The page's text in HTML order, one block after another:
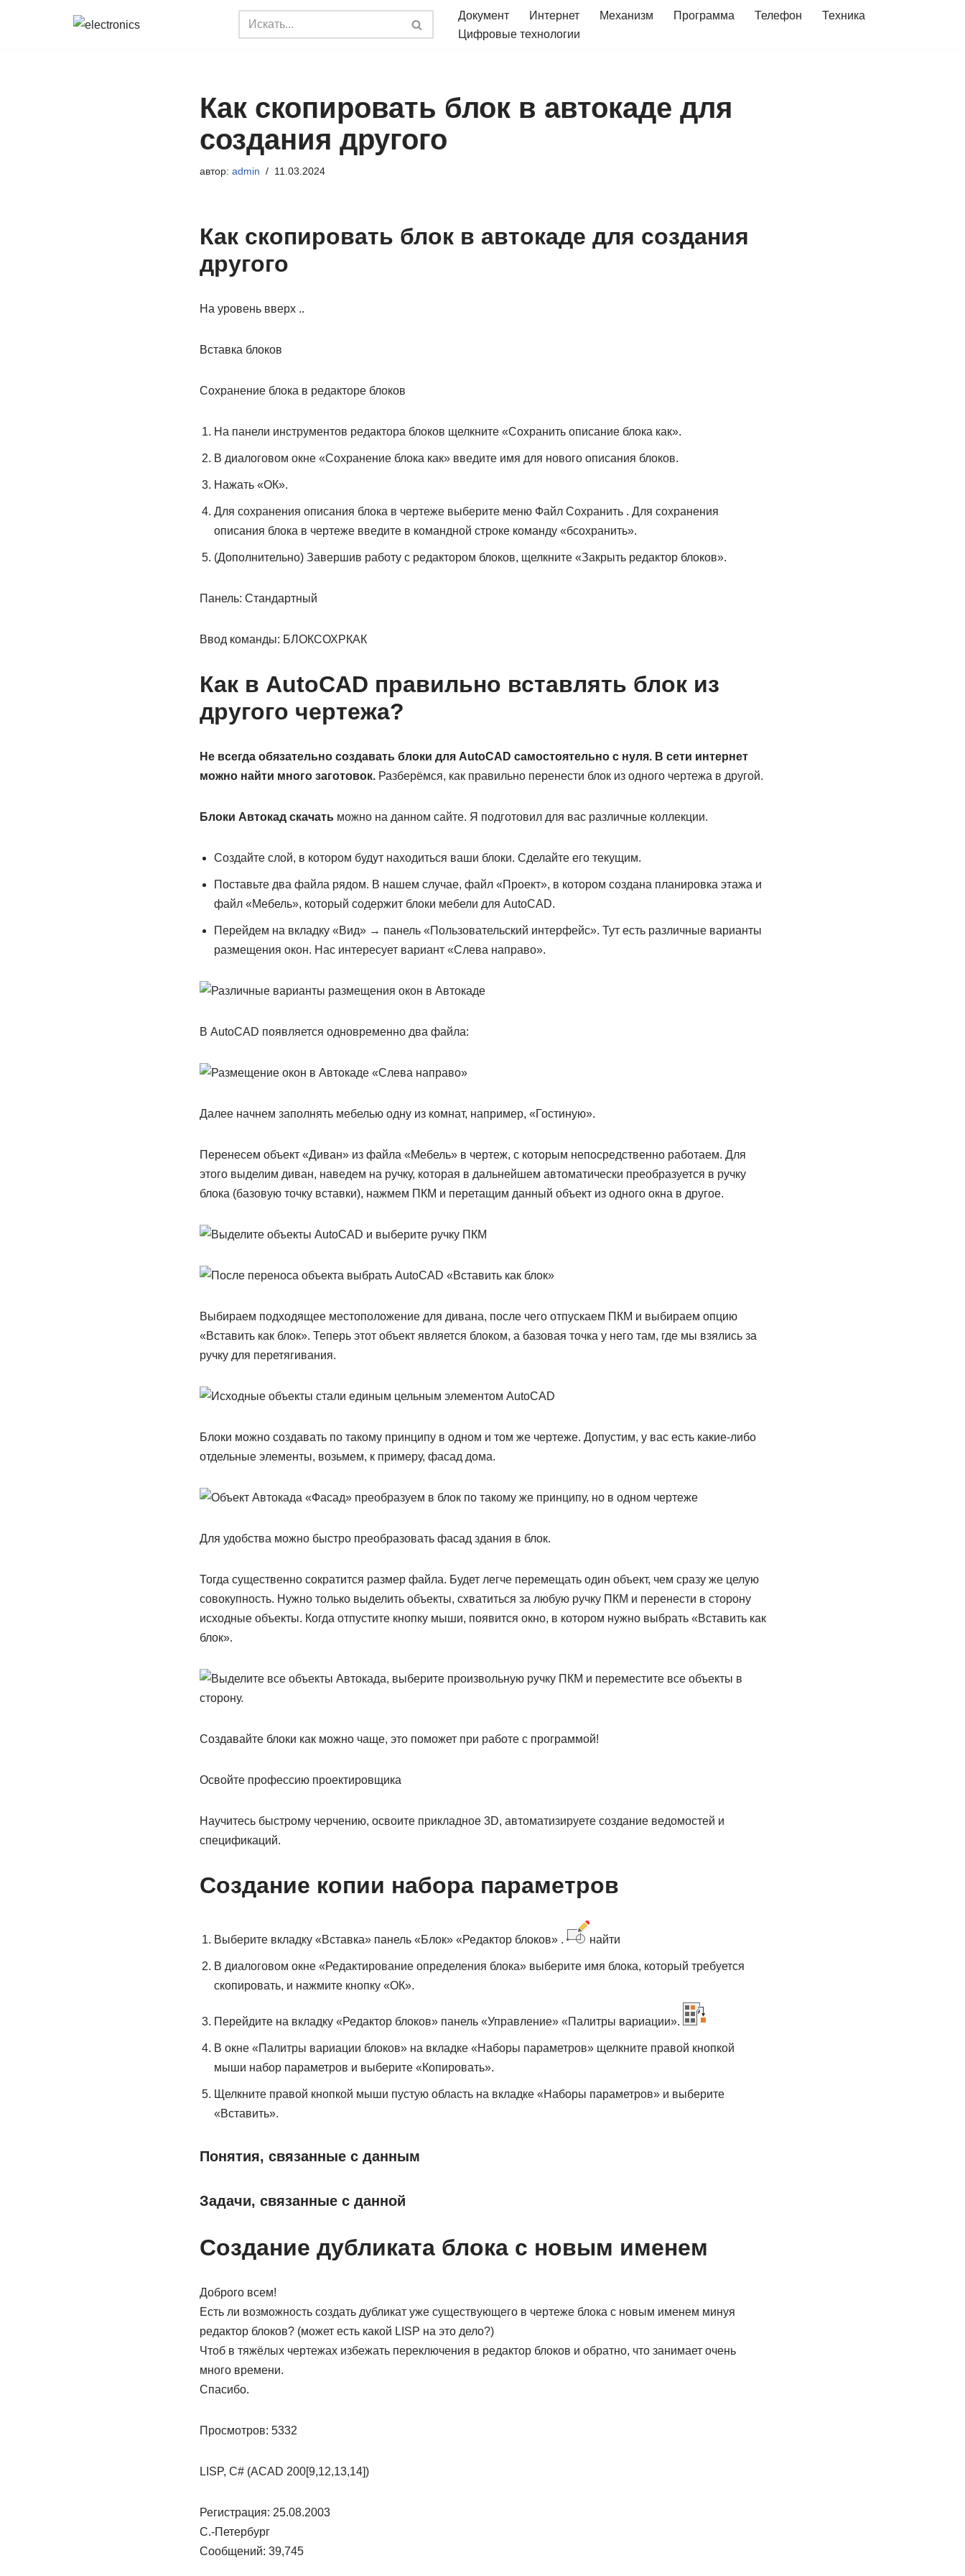
Документ Интернет Механизм Программа Телефон
Техника
Цифровые технологии
Как скопировать блок в автокаде для
создания другого
автор: admin 11.03.2024
Как скопировать блок в автокаде для создания
другого
На уровень вверх ..
Вставка блоков
Сохранение блока в редакторе блоков
На панели инструментов редактора блоков щелкните «Сохранить описание блока как».
В диалоговом окне «Сохранение блока как» введите имя для нового описания блоков.
Нажать «ОК».
Для сохранения описания блока в чертеже выберите меню Файл Сохранить . Для сохранения
описания блока в чертеже введите в командной строке команду «бсохранить».
(Дополнительно) Завершив работу с редактором блоков, щелкните «Закрыть редактор блоков».
Панель: Стандартный
Ввод команды: БЛОКСОХРКАК
Как в AutoCAD правильно вставлять блок из
другого чертежа?
Не всегда обязательно создавать блоки для AutoCAD самостоятельно с нуля. В сети интернет
можно найти много заготовок.Разберёмся, как правильно перенести блок из одного чертежа в другой.
Блоки Автокад скачатьможно на данном сайте. Я подготовил для вас различные коллекции.
Создайте слой, в котором будут находиться ваши блоки. Сделайте его текущим.
Поставьте два файла рядом. В нашем случае, файл «Проект», в котором создана планировка этажа и
файл «Мебель», который содержит блоки мебели для AutoCAD.
Перейдем на вкладку «Вид» → панель «Пользовательский интерфейс». Тут есть различные варианты
размещения окон. Нас интересует вариант «Слева направо».
В AutoCAD появляется одновременно два файла:
Далее начнем заполнять мебелью одну из комнат, например, «Гостиную».
Перенесем объект «Диван» из файла «Мебель» в чертеж, с которым непосредственно работаем. Для
этого выделим диван, наведем на ручку, которая в дальнейшем автоматически преобразуется в ручку
блока (базовую точку вставки), нажмем ПКМ и перетащим данный объект из одного окна в другое.
Выбираем подходящее местоположение для дивана, после чего отпускаем ПКМ и выбираем опцию
«Вставить как блок». Теперь этот объект является блоком, а базовая точка у него там, где мы взялись за
ручку для перетягивания.
Блоки можно создавать по такому принципу в одном и том же чертеже. Допустим, у вас есть какие-либо
отдельные элементы, возьмем, к примеру, фасад дома.
Для удобства можно быстро преобразовать фасад здания в блок.
Тогда существенно сократится размер файла. Будет легче перемещать один объект, чем сразу же целую
совокупность. Нужно только выделить объекты, схватиться за любую ручку ПКМ и перенести в сторону
исходные объекты. Когда отпустите кнопку мыши, появится окно, в котором нужно выбрать «Вставить как
блок».
Создавайте блоки как можно чаще, это поможет при работе с программой!
Освойте профессию проектировщика
Научитесь быстрому черчению, освоите прикладное 3D, автоматизируете создание ведомостей и
спецификаций.
Создание копии набора параметров
Выберите вкладку «Вставка» панель «Блок» «Редактор блоков» . найти
В диалоговом окне «Редактирование определения блока» выберите имя блока, который требуется
скопировать, и нажмите кнопку «ОК».
Перейдите на вкладку «Редактор блоков» панель «Управление» «Палитры вариации».
В окне «Палитры вариации блоков» на вкладке «Наборы параметров» щелкните правой кнопкой
мыши набор параметров и выберите «Копировать».
Щелкните правой кнопкой мыши пустую область на вкладке «Наборы параметров» и выберите
«Вставить».
Понятия, связанные с данным
Задачи, связанные с данной
Создание дубликата блока с новым именем
Доброго всем!
Есть ли возможность создать дубликат уже существующего в чертеже блока с новым именем минуя
редактор блоков? (может есть какой LISP на это дело?)
Чтоб в тяжёлых чертежах избежать переключения в редактор блоков и обратно, что занимает очень
много времени.
Спасибо.
Просмотров: 5332
LISP, C# (ACAD 200[9,12,13,14])
Регистрация: 25.08.2003
С.-Петербург
Сообщений: 39,745